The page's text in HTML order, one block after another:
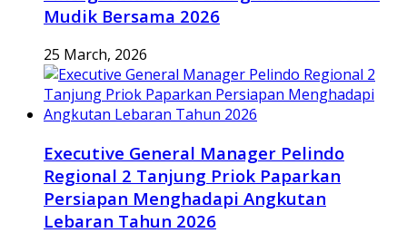
Mudik Bersama 2026
25 March, 2026
Executive General Manager Pelindo
Regional 2 Tanjung Priok Paparkan
Persiapan Menghadapi Angkutan
Lebaran Tahun 2026